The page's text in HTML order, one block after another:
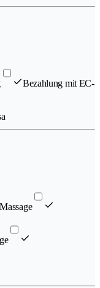
Bezahlung mit EC-